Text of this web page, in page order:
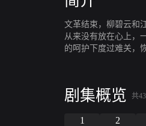
文革结束，柳碧云和
从来没有放在心上，
的呵护下度过难关，
剧集概览 共
1 2